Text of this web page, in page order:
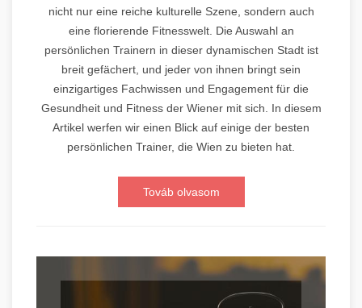
nicht nur eine reiche kulturelle Szene, sondern auch
eine florierende Fitnesswelt. Die Auswahl an
persönlichen Trainern in dieser dynamischen Stadt ist
breit gefächert, und jeder von ihnen bringt sein
einzigartiges Fachwissen und Engagement für die
Gesundheit und Fitness der Wiener mit sich. In diesem
Artikel werfen wir einen Blick auf einige der besten
persönlichen Trainer, die Wien zu bieten hat.
Továb olvasom